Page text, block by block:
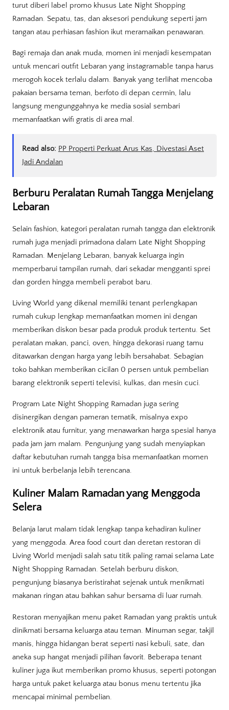
turut diberi label promo khusus Late Night Shopping
Ramadan. Sepatu, tas, dan aksesori pendukung seperti jam
tangan atau perhiasan fashion ikut meramaikan penawaran.
Bagi remaja dan anak muda, momen ini menjadi kesempatan
untuk mencari outfit Lebaran yang instagramable tanpa harus
merogoh kocek terlalu dalam. Banyak yang terlihat mencoba
pakaian bersama teman, berfoto di depan cermin, lalu
langsung mengunggahnya ke media sosial sembari
memanfaatkan wifi gratis di area mal.
Read also: PP Properti Perkuat Arus Kas, Divestasi Aset
Jadi Andalan
Berburu Peralatan Rumah Tangga Menjelang
Lebaran
Selain fashion, kategori peralatan rumah tangga dan elektronik
rumah juga menjadi primadona dalam Late Night Shopping
Ramadan. Menjelang Lebaran, banyak keluarga ingin
memperbarui tampilan rumah, dari sekadar mengganti sprei
dan gorden hingga membeli perabot baru.
Living World yang dikenal memiliki tenant perlengkapan
rumah cukup lengkap memanfaatkan momen ini dengan
memberikan diskon besar pada produk produk tertentu. Set
peralatan makan, panci, oven, hingga dekorasi ruang tamu
ditawarkan dengan harga yang lebih bersahabat. Sebagian
toko bahkan memberikan cicilan 0 persen untuk pembelian
barang elektronik seperti televisi, kulkas, dan mesin cuci.
Program Late Night Shopping Ramadan juga sering
disinergikan dengan pameran tematik, misalnya expo
elektronik atau furnitur, yang menawarkan harga spesial hanya
pada jam jam malam. Pengunjung yang sudah menyiapkan
daftar kebutuhan rumah tangga bisa memanfaatkan momen
ini untuk berbelanja lebih terencana.
Kuliner Malam Ramadan yang Menggoda
Selera
Belanja larut malam tidak lengkap tanpa kehadiran kuliner
yang menggoda. Area food court dan deretan restoran di
Living World menjadi salah satu titik paling ramai selama Late
Night Shopping Ramadan. Setelah berburu diskon,
pengunjung biasanya beristirahat sejenak untuk menikmati
makanan ringan atau bahkan sahur bersama di luar rumah.
Restoran menyajikan menu paket Ramadan yang praktis untuk
dinikmati bersama keluarga atau teman. Minuman segar, takjil
manis, hingga hidangan berat seperti nasi kebuli, sate, dan
aneka sup hangat menjadi pilihan favorit. Beberapa tenant
kuliner juga ikut memberikan promo khusus, seperti potongan
harga untuk paket keluarga atau bonus menu tertentu jika
mencapai minimal pembelian.